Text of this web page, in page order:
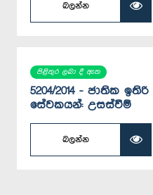
බලන්න
පිළිතුර ලබා දී ඇත
5204/2014 - ජාතික
සේවකයන්: උසස්වීම්
බලන්න